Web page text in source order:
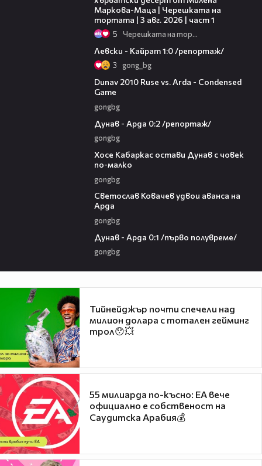
Маркова-Маца | Черешката на
тортата | 3 авг. 2026 | част 1
5 Черешката на тортата
Левски - Кайрат 1:0 /репортаж/
3 gong_bg
Dunav 2010 Ruse vs. Arda - Condensed
Game
gongbg
Дунав - Арда 0:2 /репортаж/
gongbg
Хосе Кабаркас остави Дунав с човек
по-малко
gongbg
Светослав Ковачев удвои аванса на
Арда
gongbg
Дунав - Арда 0:1 /първо полувреме/
gongbg
Тийнейджър почти спечели над
милион долара с тотален гейминг
трол😯💥
55 милиарда по-късно: EA вече
официално е собственост на
Саудитска Арабия💰